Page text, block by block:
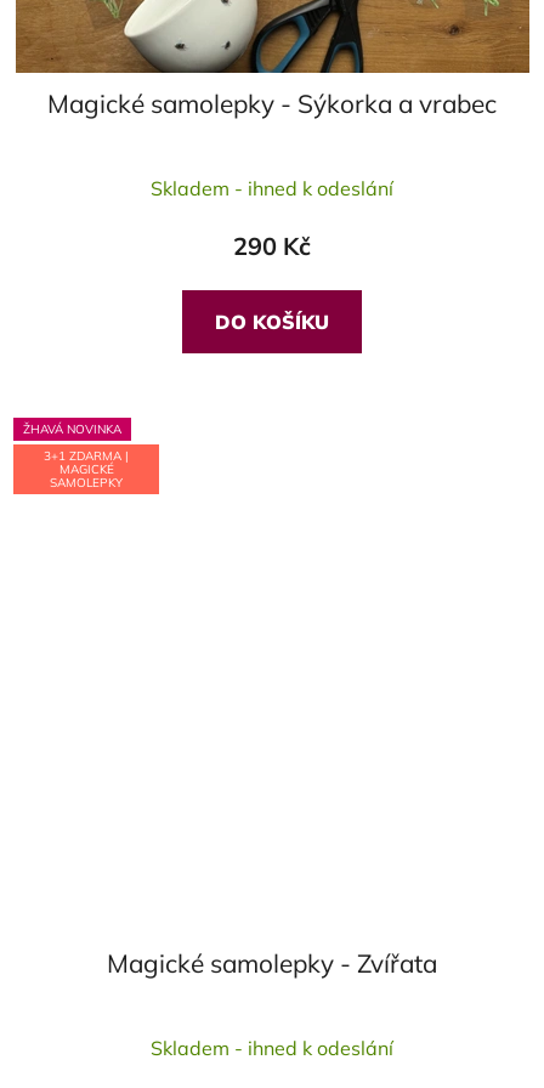
Magické samolepky - Sýkorka a vrabec
hodnocení
je
5,0
z
5
Skladem - ihned k odeslání
290 Kč
DO KOŠÍKU
ŽHAVÁ NOVINKA
3+1 ZDARMA |
MAGICKÉ
SAMOLEPKY
Magické samolepky - Zvířata
hodnocení
Skladem - ihned k odeslání